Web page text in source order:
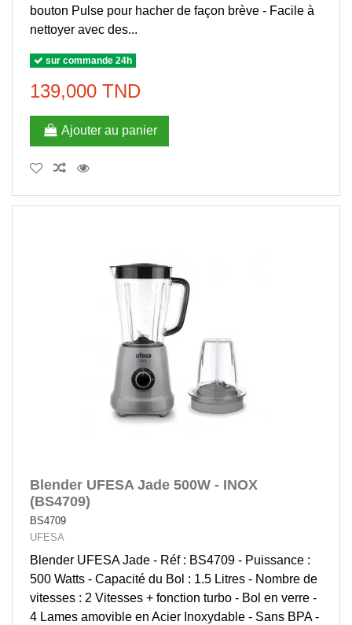
bouton Pulse pour hacher de façon brève - Facile à
nettoyer avec des...
sur commande 24h
139,000 TND
Ajouter au panier
Blender UFESA Jade 500W - INOX
(BS4709)
BS4709
UFESA
Blender UFESA Jade - Réf : BS4709 - Puissance :
500 Watts - Capacité du Bol : 1.5 Litres - Nombre de
vitesses : 2 Vitesses + fonction turbo - Bol en verre -
4 Lames amovible en Acier Inoxydable - Sans BPA -